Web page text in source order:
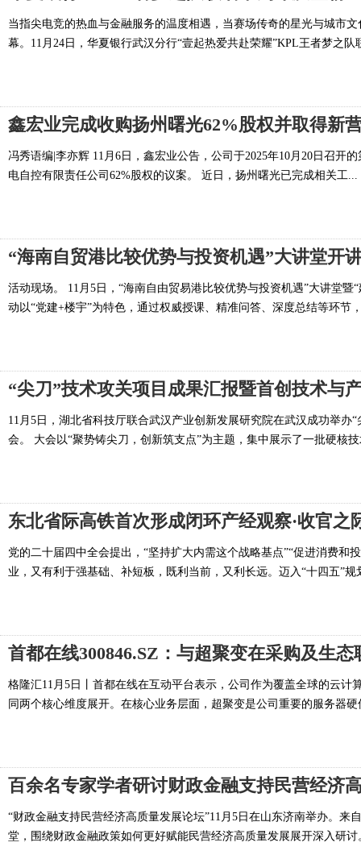
当指尖电竞的热血与金融服务的温度相遇，当赛场传奇的星光与城市
幕。11月24日，华夏银行武汉分行“壹起热爱共赴荣耀”KPL王者梦之队
鑫宏业完成收购扬州曙光62%股权并取得新
冯秀语编|李亦辉 11月6日，鑫宏业公告，公司于2025年10月20日召开
电自控有限责任公司62%股权的议案。 近日，扬州曙光已完成相关工...
“海南自贸港比较优势与投资机遇”大讲堂开
活动现场。 11月5日，“海南自由贸易港比较优势与投资机遇”大讲堂
动以“党建+楼宇”为特色，通过权威授课、精准问答、深度总结等环节
“尖刀”技术攻关项目成果汇报暨首创技术与
11月5日，湖北省科技厅联合武汉产业创新发展研究院在武汉成功举
会。 大会以“聚势铸尖刀，创新筑支点”为主题，集中展示了一批硬核
东北省际高铁首次形成闭环产经观察·收官之
党的二十届四中全会提出，“坚持扩大内需这个战略基点”“促进消费
业，又有利于强基础、补短板，既利当前，又利长远。迈入“十四五”规
首都在线300846.SZ：与超聚变在采购及生态
格隆汇11月5日丨首都在线在互动平台表示，公司作为覆盖全球的云
同两个核心维度展开。在核心业务层面，超聚变是公司重要的服务器
百余名专家学者研讨财政金融支持民营经济
“财政金融支持民营经济高质量发展论坛”11月5日在山东济南举办。
堂，围绕财政金融政策如何更好赋能民营经济高质量发展展开深入研